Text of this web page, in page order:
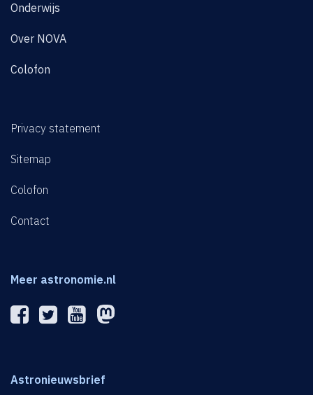
Onderwijs
Over NOVA
Colofon
Privacy statement
Sitemap
Colofon
Contact
Meer astronomie.nl
Astronieuwsbrief